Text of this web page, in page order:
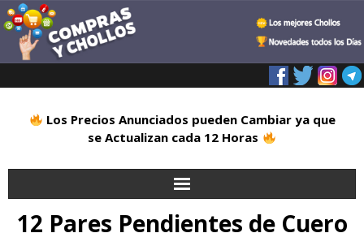
Los Precios Anunciados pueden Cambiar ya que
se Actualizan cada 12 Horas
Inicio
12 Pares Pendientes de Cuero